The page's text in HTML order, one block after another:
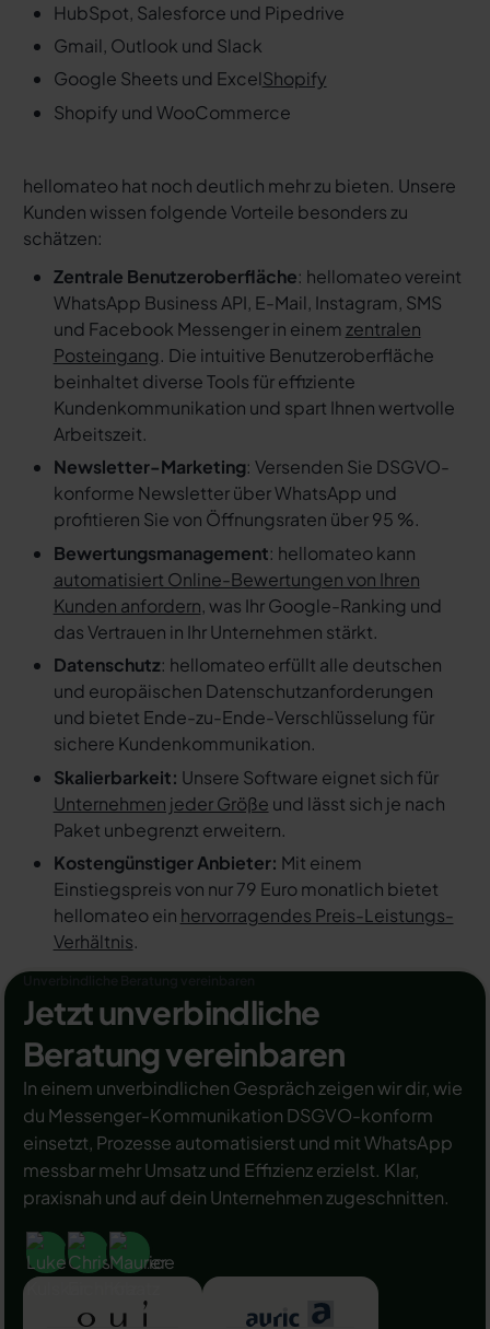
HubSpot, Salesforce und Pipedrive
Gmail, Outlook und Slack
Google Sheets und ExcelShopify
Shopify und WooCommerce
hellomateo hat noch deutlich mehr zu bieten. Unsere
Kunden wissen folgende Vorteile besonders zu
schätzen:
Zentrale Benutzeroberfläche: hellomateo vereint
WhatsApp Business API, E-Mail, Instagram, SMS
und Facebook Messenger in einem zentralen
Posteingang. Die intuitive Benutzeroberfläche
beinhaltet diverse Tools für effiziente
Kundenkommunikation und spart Ihnen wertvolle
Arbeitszeit.
Newsletter-Marketing: Versenden Sie DSGVO-
konforme Newsletter über WhatsApp und
profitieren Sie von Öffnungsraten über 95 %.
Bewertungsmanagement: hellomateo kann
automatisiert Online-Bewertungen von Ihren
Kunden anfordern, was Ihr Google-Ranking und
das Vertrauen in Ihr Unternehmen stärkt.
Datenschutz: hellomateo erfüllt alle deutschen
und europäischen Datenschutzanforderungen
und bietet Ende-zu-Ende-Verschlüsselung für
sichere Kundenkommunikation.
Skalierbarkeit: Unsere Software eignet sich für
Unternehmen jeder Größe und lässt sich je nach
Paket unbegrenzt erweitern.
Kostengünstiger Anbieter: Mit einem
Einstiegspreis von nur 79 Euro monatlich bietet
hellomateo ein hervorragendes Preis-Leistungs-
Verhältnis.
Jetzt unverbindliche
Beratung vereinbaren
In einem unverbindlichen Gespräch zeigen wir dir, wie
du Messenger-Kommunikation DSGVO-konform
einsetzt, Prozesse automatisierst und mit WhatsApp
messbar mehr Umsatz und Effizienz erzielst. Klar,
praxisnah und auf dein Unternehmen zugeschnitten.